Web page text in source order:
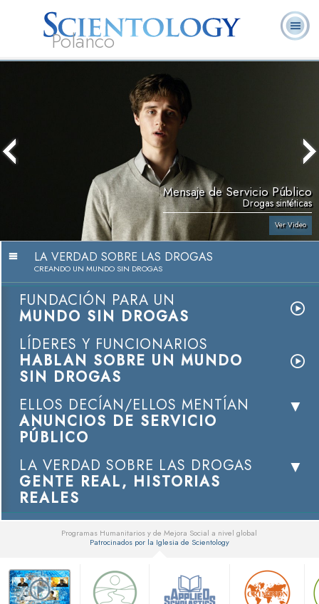
Polanco
Voluntarios
Mensaje de Servicio Público
Drogas sintéticas
Ver Video
LA VERDAD SOBRE LAS DROGAS
CREANDO UN MUNDO SIN DROGAS
FUNDACIÓN PARA UN
MUNDO SIN DROGAS
LÍDERES Y FUNCIONARIOS
HABLAN SOBRE UN MUNDO
SIN DROGAS
ELLOS DECÍAN/ELLOS MENTÍAN
ANUNCIOS DE SERVICIO
PÚBLICO
LA VERDAD SOBRE LAS DROGAS
GENTE REAL, HISTORIAS
REALES
Programas Humanitarios y de Mejora Social a nivel global
Patrocinados por la Iglesia de Scientology